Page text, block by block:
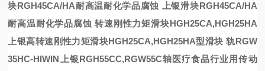
块RGH45CA/HA耐高温耐化学品腐蚀
上银滑块RGH45CA/HA
耐高温耐化学品腐蚀 转速刚性力矩滑块HGH25CA,HGH25HA
上银高转速刚性力矩滑块HGH25CA,HGH25HA型滑块 轨RGW
35HC-HIWIN上银RGH55CC,RGW55C轴医疗食品行业用传动